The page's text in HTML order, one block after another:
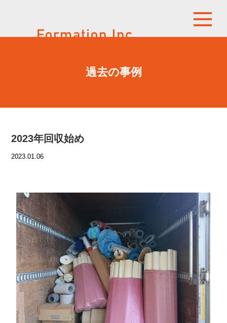
過去の事例
2023年回収始め
2023.01.06